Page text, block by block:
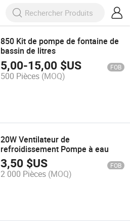
850 Kit de pompe de fontaine de
bassin de litres
5,00-15,00 $US FOB
500 Pièces (MOQ)
20W Ventilateur de
refroidissement Pompe à eau
3,50 $US FOB
2 000 Pièces (MOQ)